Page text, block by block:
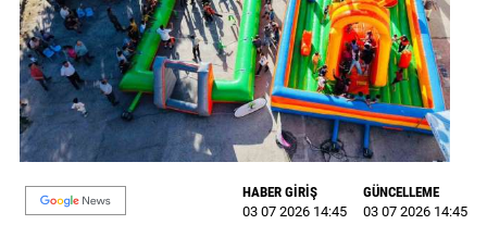
MAGAZİN
GALERİ
VİDEO
YAZARLAR
HABER GİRİŞ
03 07 2026 14:45
GÜNCELLEME
03 07 2026 14:45